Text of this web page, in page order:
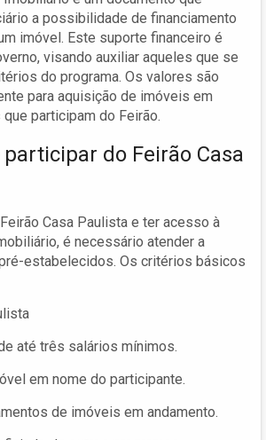
a possibilidade de financiamento
imóvel. Este suporte financeiro é
visando auxiliar aqueles que se
do programa. Os valores são
para aquisição de imóveis em
participam do Feirão.
do Feirão Casa
Casa Paulista e ter acesso à
é necessário atender a
estabelecidos. Os critérios básicos
até três salários mínimos.
em nome do participante.
de imóveis em andamento.